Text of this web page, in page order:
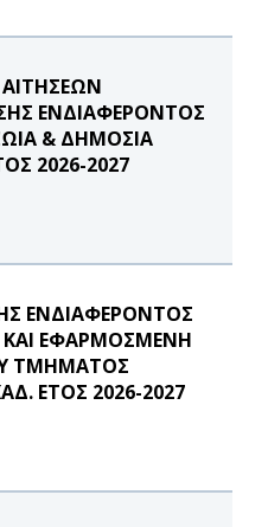
ΕΝΔΙΑΦΕΡΟΝΤΟΣ
& ΔΗΜΟΣΙΑ
2026-2027
ΕΝΔΙΑΦΕΡΟΝΤΟΣ
ΚΑΙ ΕΦΑΡΜΟΣΜΕΝΗ
ΤΜΗΜΑΤΟΣ
ΕΤΟΣ 2026-2027